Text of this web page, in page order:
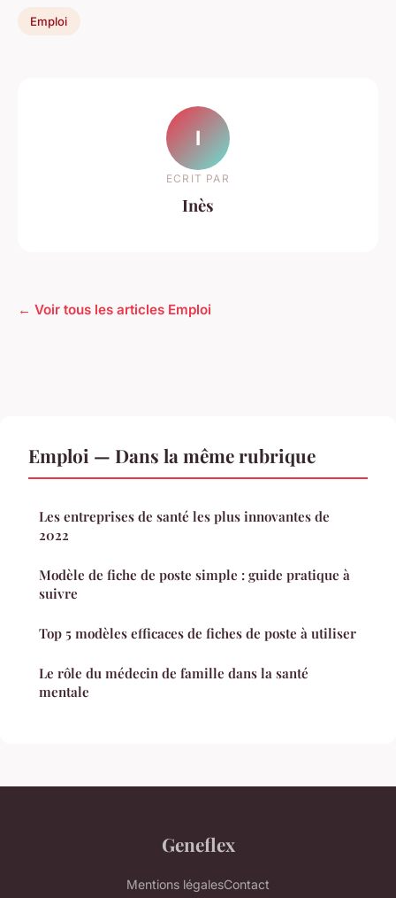
Emploi
I
ECRIT PAR
Inès
← Voir tous les articles Emploi
Emploi — Dans la même rubrique
Les entreprises de santé les plus innovantes de
2022
Modèle de fiche de poste simple : guide pratique à
suivre
Top 5 modèles efficaces de fiches de poste à utiliser
Le rôle du médecin de famille dans la santé
mentale
Geneflex
Mentions légalesContact